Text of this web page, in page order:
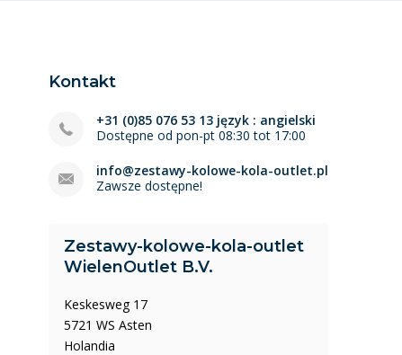
Kontakt
+31 (0)85 076 53 13 język : angielski
Dostępne od pon-pt 08:30 tot 17:00
info@zestawy-kolowe-kola-outlet.pl
Zawsze dostępne!
Zestawy-kolowe-kola-outlet
WielenOutlet B.V.
Keskesweg 17
5721 WS Asten
Holandia